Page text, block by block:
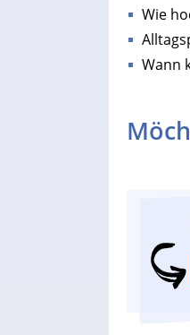
Wie
Wann